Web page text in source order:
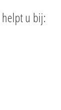
helpt u bij: